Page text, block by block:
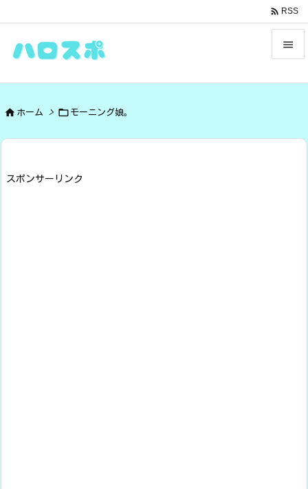


 RSS
 ホーム >  モーニング娘。
スポンサーリンク